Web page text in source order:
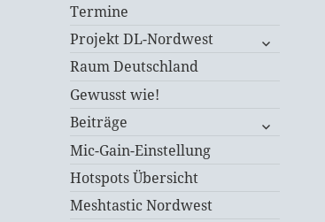
Termine
Projekt DL-Nordwest
untermenü
Raum Deutschland
Gewusst wie!
Beiträge
untermenü
Mic-Gain-Einstellung
Hotspots Übersicht
Meshtastic Nordwest